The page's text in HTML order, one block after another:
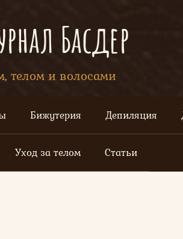
Басдер
телом и волосами
Бижутерия Депиляция
Уход за телом Статьи